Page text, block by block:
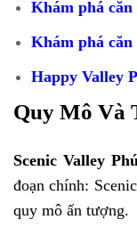
Khám phá
Khám phá
Happy Valley
Quy Mô Và
Scenic Valley
đoạn chính:
quy mô ấn tượng.